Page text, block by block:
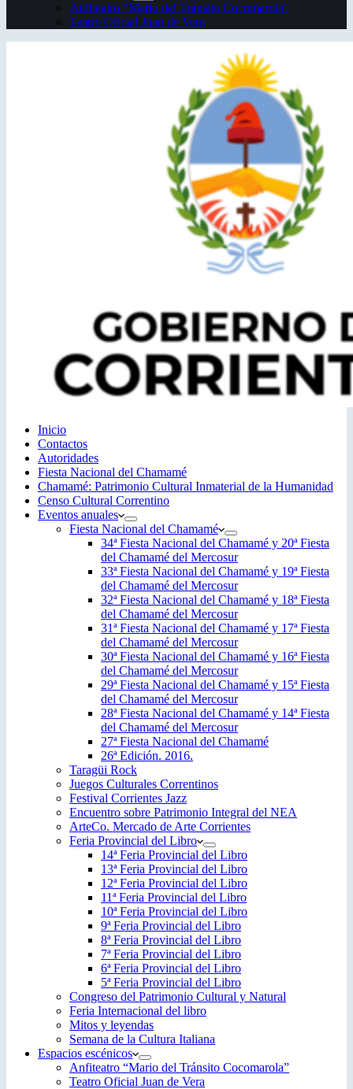
Anfiteatro “Mario del Tránsito Cocomarola”
Teatro Oficial Juan de Vera
Inicio
Contactos
Autoridades
Fiesta Nacional del Chamamé
Chamamé: Patrimonio Cultural Inmaterial de la Humanidad
Censo Cultural Correntino
Eventos anuales
Fiesta Nacional del Chamamé
34ª Fiesta Nacional del Chamamé y 20ª Fiesta
del Chamamé del Mercosur
33ª Fiesta Nacional del Chamamé y 19ª Fiesta
del Chamamé del Mercosur
32ª Fiesta Nacional del Chamamé y 18ª Fiesta
del Chamamé del Mercosur
31ª Fiesta Nacional del Chamamé y 17ª Fiesta
del Chamamé del Mercosur
30ª Fiesta Nacional del Chamamé y 16ª Fiesta
del Chamamé del Mercosur
29ª Fiesta Nacional del Chamamé y 15ª Fiesta
del Chamamé del Mercosur
28ª Fiesta Nacional del Chamamé y 14ª Fiesta
del Chamamé del Mercosur
27ª Fiesta Nacional del Chamamé
26ª Edición. 2016.
Taragüi Rock
Juegos Culturales Correntinos
Festival Corrientes Jazz
Encuentro sobre Patrimonio Integral del NEA
ArteCo. Mercado de Arte Corrientes
Feria Provincial del Libro
14ª Feria Provincial del Libro
13ª Feria Provincial del Libro
12ª Feria Provincial del Libro
11ª Feria Provincial del Libro
10ª Feria Provincial del Libro
9ª Feria Provincial del Libro
8ª Feria Provincial del Libro
7ª Feria Provincial del Libro
6ª Feria Provincial del Libro
5ª Feria Provincial del Libro
Congreso del Patrimonio Cultural y Natural
Feria Internacional del libro
Mitos y leyendas
Semana de la Cultura Italiana
Espacios escénicos
Anfiteatro “Mario del Tránsito Cocomarola”
Teatro Oficial Juan de Vera